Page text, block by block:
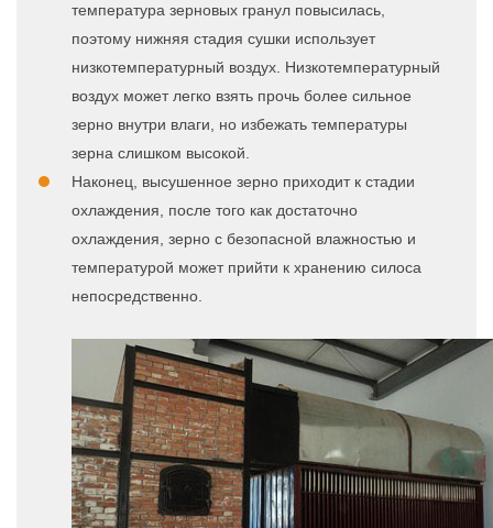
температура зерновых гранул повысилась,
поэтому нижняя стадия сушки использует
низкотемпературный воздух. Низкотемпературный
воздух может легко взять прочь более сильное
зерно внутри влаги, но избежать температуры
зерна слишком высокой.
Наконец, высушенное зерно приходит к стадии
охлаждения, после того как достаточно
охлаждения, зерно с безопасной влажностью и
температурой может прийти к хранению силоса
непосредственно.